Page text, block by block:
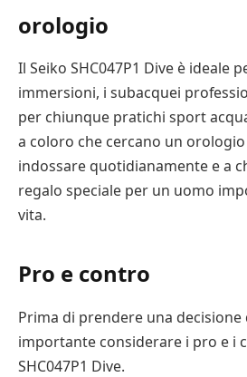
orologio
Il Seiko SHC047P1 Dive è ideale
immersioni, i subacquei
per chiunque pratichi sport
a coloro che cercano un
indossare quotidianamente e a
regalo speciale per un uomo
vita.
Pro e contro
Prima di prendere una decisione
importante considerare i pro e i
SHC047P1 Dive.